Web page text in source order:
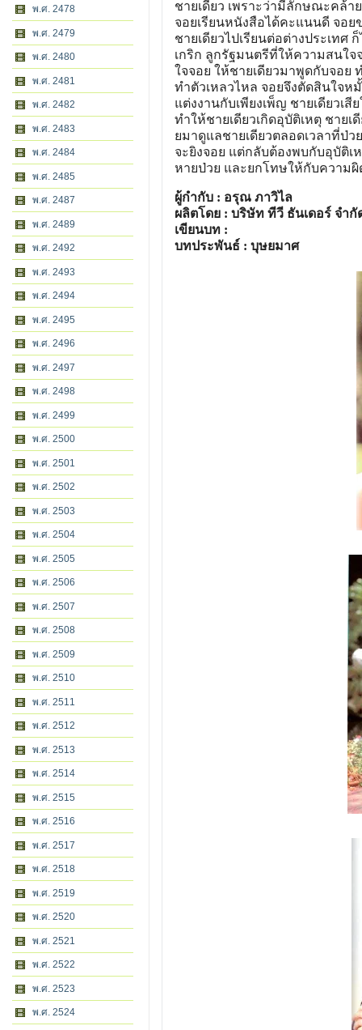
พ.ศ. 2478
พ.ศ. 2479
พ.ศ. 2480
พ.ศ. 2481
พ.ศ. 2482
พ.ศ. 2483
พ.ศ. 2484
พ.ศ. 2485
พ.ศ. 2487
พ.ศ. 2489
พ.ศ. 2492
พ.ศ. 2493
พ.ศ. 2494
พ.ศ. 2495
พ.ศ. 2496
พ.ศ. 2497
พ.ศ. 2498
พ.ศ. 2499
พ.ศ. 2500
พ.ศ. 2501
พ.ศ. 2502
พ.ศ. 2503
พ.ศ. 2504
พ.ศ. 2505
พ.ศ. 2506
พ.ศ. 2507
พ.ศ. 2508
พ.ศ. 2509
พ.ศ. 2510
พ.ศ. 2511
พ.ศ. 2512
พ.ศ. 2513
พ.ศ. 2514
พ.ศ. 2515
พ.ศ. 2516
พ.ศ. 2517
พ.ศ. 2518
พ.ศ. 2519
พ.ศ. 2520
พ.ศ. 2521
พ.ศ. 2522
พ.ศ. 2523
พ.ศ. 2524
ชายเดียว เพราะว่ามีลักษณะคล้
จอยเรียนหนังสือได้คะแนนดี จอย
ชายเดียวไปเรียนต่อต่างประเทศ
เกริก ลูกรัฐมนตรีที่ให้ความสนใ
ใจจอย ให้ชายเดียวมาพูดกับจอย
ทำตัวเหลวไหล จอยจึงตัดสินใจห
แต่งงานกับเพียงเพ็ญ ชายเดียวเ
ทำให้ชายเดียวเกิดอุบัติเหตุ ชาย
ยมาดูแลชายเดียวตลอดเวลาที่ป่
จะยิงจอย แต่กลับต้องพบกับอุบัติเ
หายป่วย และยกโทษให้กับความ
ผู้กำกับ : อรุณ ภาวิไล
ผลิตโดย : บริษัท ทีวี ธันเดอร์ จำกั
เขียนบท :
บทประพันธ์ : บุษยมาศ